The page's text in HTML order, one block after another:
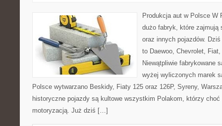
Produkcja aut w Polsce W
dużo fabryk, które zajmują
oraz innych pojazdów.
to Daewoo, Chevrolet,
Niewątpliwie fabrykowane
wyżej wyliczonych marek
Polsce wytwarzano Beskidy, Fiaty 125 oraz 126P, Syreny,
historyczne pojazdy są kultowe wszystkim Polakom, którzy choć
motoryzacją. Już dziś […]